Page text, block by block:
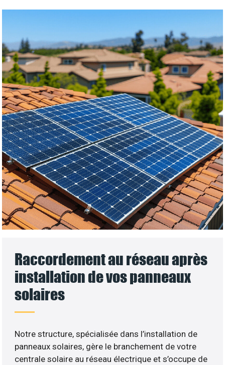
Raccordement au réseau après
installation de vos panneaux
solaires
Notre structure, spécialisée dans l’installation de
panneaux solaires, gère le branchement de votre
centrale solaire au réseau électrique et s’occupe de